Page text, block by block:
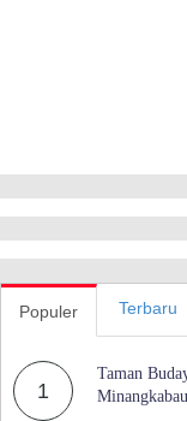
Populer Terbaru
1
Taman